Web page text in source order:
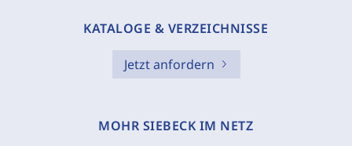
KATALOGE & VERZEICHNISSE
Jetzt anfordern
MOHR SIEBECK IM NETZ